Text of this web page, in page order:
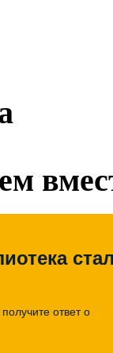
ответ о